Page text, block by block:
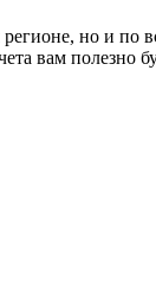
но и по
вам полезно